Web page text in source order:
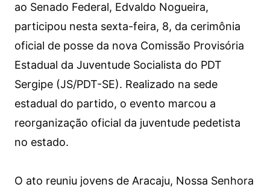
ao Senado Federal, Edvaldo Nogueira,
participou nesta sexta-feira, 8, da cerimônia
oficial de posse da nova Comissão Provisória
Estadual da Juventude Socialista do PDT
Sergipe (JS/PDT-SE). Realizado na sede
estadual do partido, o evento marcou a
reorganização oficial da juventude pedetista
no estado.
O ato reuniu jovens de Aracaju, Nossa Senhora